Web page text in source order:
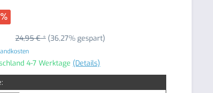
24,95 € * (36,27% gespart)
4-7 Werktage (Details)